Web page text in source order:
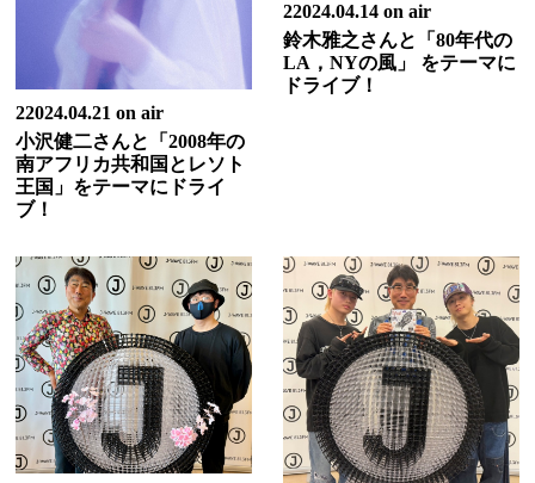
22024.04.21 on air
小沢健二さんと「2008年の
南アフリカ共和国とレソト
王国」をテーマにドライ
ブ！
22024.04.14 on air
鈴木雅之さんと「80年代の
LA，NYの風」 をテーマに
ドライブ！